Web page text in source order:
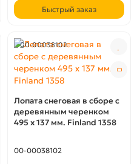
Быстрый заказ
00-00038102
Лопата снеговая в сборе с
деревянным черенком
495 х 137 мм. Finland 1358
00-00038102